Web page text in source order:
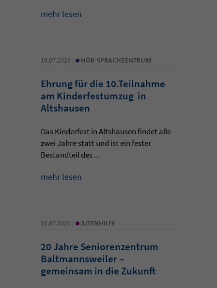
mehr lesen
19.07.2026 | • HÖR-SPRACHZENTRUM
Ehrung für die 10.Teilnahme
am Kinderfestumzug in
Altshausen
Das Kinderfest in Altshausen findet alle
zwei Jahre statt und ist ein fester
Bestandteil des ...
mehr lesen
16.07.2026 | • ALTENHILFE
20 Jahre Seniorenzentrum
Baltmannsweiler –
gemeinsam in die Zukunft